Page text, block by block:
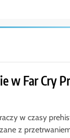
w Far Cry
w czasy
z